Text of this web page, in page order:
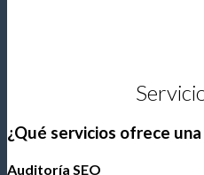
¿Qué servicios ofrece una
Auditoría SEO